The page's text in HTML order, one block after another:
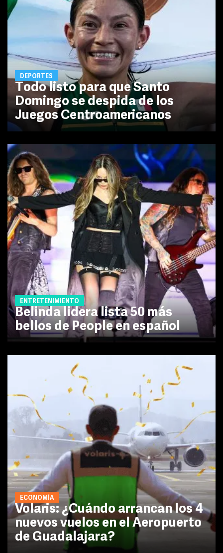
DEPORTES
Todo listo para que Santo
Domingo se despida de los
Juegos Centroamericanos
ENTRETENIMIENTO
Belinda lidera lista 50 más
bellos de People en español
ECONOMÍA
Volaris: ¿Cuándo arrancan los 4
nuevos vuelos en el Aeropuerto
de Guadalajara?